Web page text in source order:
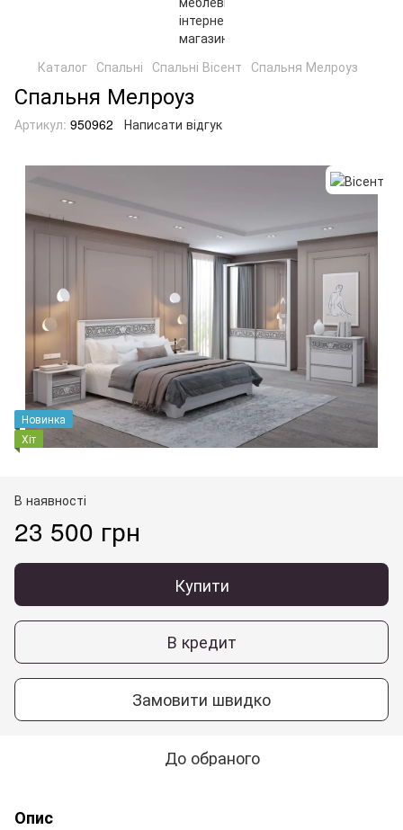
Каталог Спальні Спальні Вісент Спальня Мелроуз
Спальня Мелроуз
Артикул: 950962 Написати відгук
Новинка
Хіт
В наявності
23 500 грн
Купити
В кредит
Замовити швидко
До обраного
Опис